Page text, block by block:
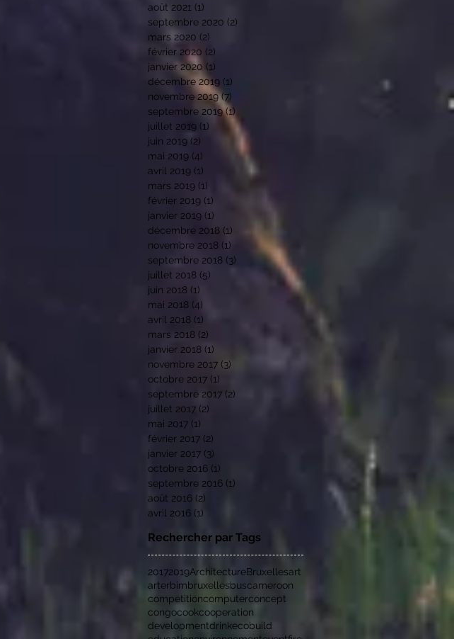
août 2021 (1)
septembre 2020 (2)
mars 2020 (2)
février 2020 (2)
janvier 2020 (1)
décembre 2019 (1)
novembre 2019 (7)
septembre 2019 (1)
juillet 2019 (1) 1 post
juin 2019 (2)
mai 2019 (4)
avril 2019 (1)
mars 2019 (1)
février 2019 (1)
janvier 2019 (1)
décembre 2018 (1)
novembre 2018 (1)
septembre 2018 (3) 3 posts
juillet 2018 (5)
juin 2018 (1)
mai 2018 (4)
avril 2018 (1)
mars 2018 (2)
janvier 2018 (1)
novembre 2017 (3)
octobre 2017 (1)
septembre 2017 (2)
juillet 2017 (2)
mai 2017 (1)
février 2017 (2)
janvier 2017 (3)
octobre 2016 (1)
septembre 2016 (1)
août 2016 (2)
avril 2016 (1)
Rechercher par Tags
20172019ArchitectureBruxellesart
arterbimbruxellesbuscameroon
competitioncomputerconcept
congocookcooperation
developmentdrinkecobuild